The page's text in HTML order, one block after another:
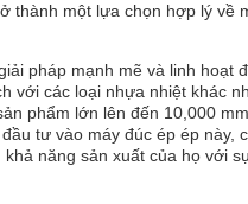
thành một lựa chọn hợp lý về
pháp mạnh mẽ và linh
với các loại nhựa nhiệt khác
phẩm lớn lên đến 10,000
tư vào máy đúc ép ép
năng sản xuất của họ với